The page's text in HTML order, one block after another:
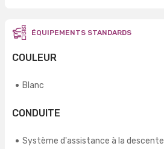
ÉQUIPEMENTS STANDARDS
COULEUR
Blanc
CONDUITE
Système d'assistance à la descente